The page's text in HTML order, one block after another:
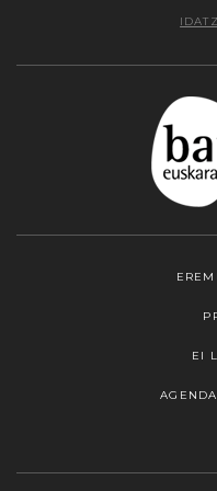
EI